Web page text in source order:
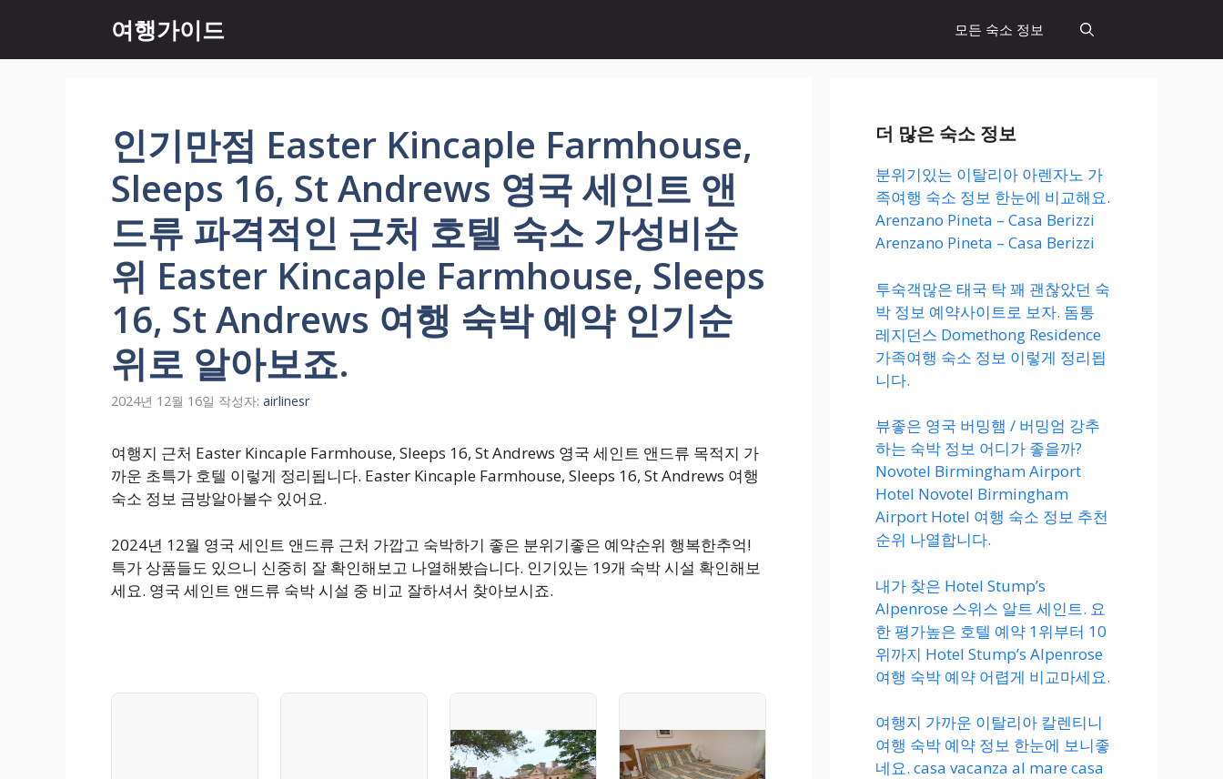
츠
여행가이드 모든 숙소 정보
인기만점 Easter Kincaple Farmhouse,
Sleeps 16, St Andrews 영국 세인트 앤
드류 파격적인 근처 호텔 숙소 가성비순
위 Easter Kincaple Farmhouse, Sleeps
16, St Andrews 여행 숙박 예약 인기순
위로 알아보죠.
2024년 12월 16일 작성자: airlinesr
여행지 근처 Easter Kincaple Farmhouse, Sleeps 16, St Andrews 영국 세인트 앤드류 목적지 가
까운 초특가 호텔 이렇게 정리됩니다. Easter Kincaple Farmhouse, Sleeps 16, St Andrews 여행
숙소 정보 금방알아볼수 있어요.
2024년 12월 영국 세인트 앤드류 근처 가깝고 숙박하기 좋은 분위기좋은 예약순위 행복한추억!
특가 상품들도 있으니 신중히 잘 확인해보고 나열해봤습니다. 인기있는 19개 숙박 시설 확인해보
세요. 영국 세인트 앤드류 숙박 시설 중 비교 잘하셔서 찾아보시죠.
더 많은 숙소 정보
분위기있는 이탈리아 아렌자노 가
족여행 숙소 정보 한눈에 비교해요.
Arenzano Pineta – Casa Berizzi
Arenzano Pineta – Casa Berizzi
투숙객많은 태국 탁 꽤 괜찮았던 숙
박 정보 예약사이트로 보자. 돔통
레지던스 Domethong Residence
가족여행 숙소 정보 이렇게 정리됩
니다.
뷰좋은 영국 버밍햄 / 버밍엄 강추
하는 숙박 정보 어디가 좋을까?
Novotel Birmingham Airport
Hotel Novotel Birmingham
Airport Hotel 여행 숙소 정보 추천
순위 나열합니다.
내가 찾은 Hotel Stump’s
Alpenrose 스위스 알트 세인트. 요
한 평가높은 호텔 예약 1위부터 10
위까지 Hotel Stump’s Alpenrose
여행 숙박 예약 어렵게 비교마세요.
여행지 가까운 이탈리아 칼렌티니
여행 숙박 예약 정보 한눈에 보니좋
네요. casa vacanza al mare casa